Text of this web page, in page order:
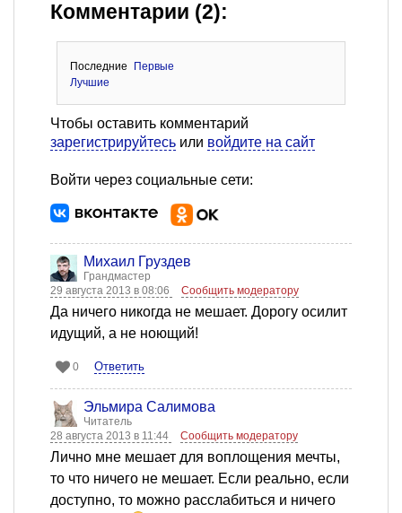
Комментарии (2):
Последние
Первые
Лучшие
Чтобы оставить комментарий
зарегистрируйтесь или войдите на сайт
Войти через социальные сети:
Михаил Груздев
Грандмастер
29 августа 2013 в 08:06
Сообщить модератору
Да ничего никогда не мешает. Дорогу осилит
идущий, а не ноющий!
0 Ответить
Эльмира Салимова
Читатель
28 августа 2013 в 11:44
Сообщить модератору
Лично мне мешает для воплощения мечты,
то что ничего не мешает. Если реально, если
доступно, то можно расслабиться и ничего